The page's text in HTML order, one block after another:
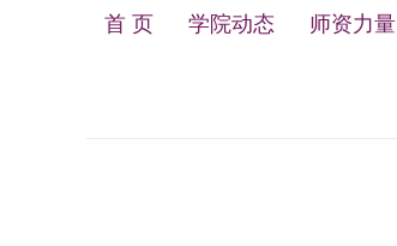
首 页 学院动态 师资力量